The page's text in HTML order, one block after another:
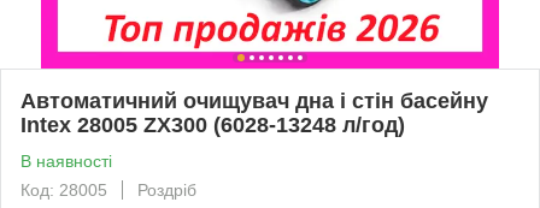
Автоматичний очищувач дна і стін басейну
Intex 28005 ZX300 (6028-13248 л/год)
В наявності
Код: 28005
Роздріб